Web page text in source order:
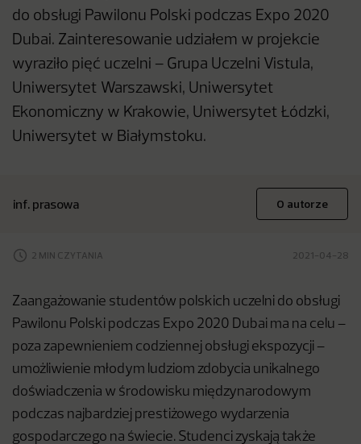
do obsługi Pawilonu Polski podczas Expo 2020
Dubai. Zainteresowanie udziałem w projekcie
wyraziło pięć uczelni – Grupa Uczelni Vistula,
Uniwersytet Warszawski, Uniwersytet
Ekonomiczny w Krakowie, Uniwersytet Łódzki,
Uniwersytet w Białymstoku.
inf. prasowa O autorze
2 MIN CZYTANIA 2021-04-28
Zaangażowanie studentów polskich uczelni do obsługi
Pawilonu Polski podczas Expo 2020 Dubai ma na celu –
poza zapewnieniem codziennej obsługi ekspozycji –
umożliwienie młodym ludziom zdobycia unikalnego
doświadczenia w środowisku międzynarodowym
podczas najbardziej prestiżowego wydarzenia
gospodarczego na świecie. Studenci zyskają także